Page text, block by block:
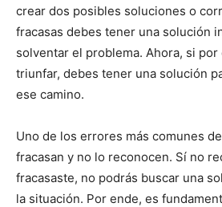
crear dos posibles soluciones o
fracasas debes tener una solución
solventar el problema. Ahora, si
triunfar, debes tener una solución
ese camino.
Uno de los errores más comunes
fracasan y no lo reconocen. Sí no
fracasaste, no podrás buscar una
la situación. Por ende, es